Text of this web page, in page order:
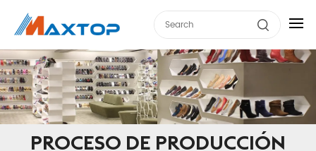
PROCESO DE PRODUCCIÓN